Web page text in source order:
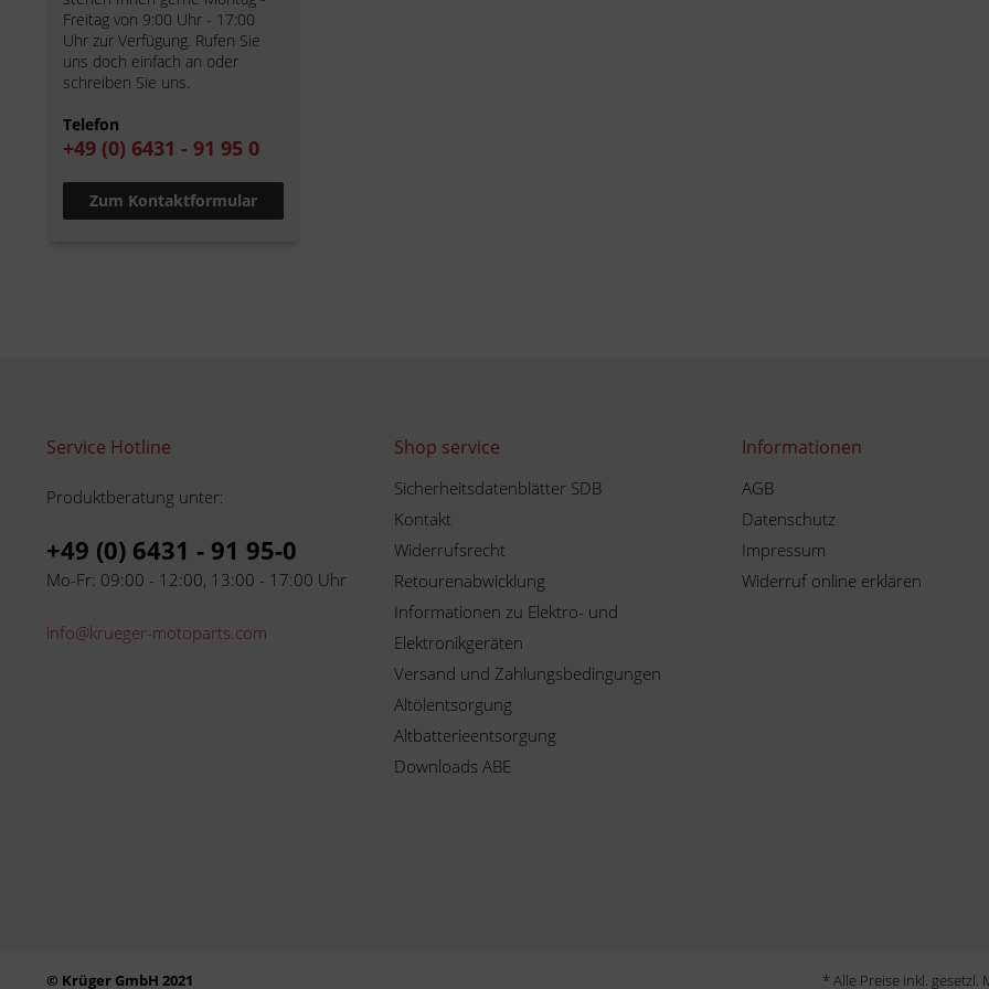
Freitag von 9:00 Uhr - 17:00
Uhr zur Verfügung. Rufen Sie
uns doch einfach an oder
schreiben Sie uns.
Telefon
+49 (0) 6431 - 91 95 0
Zum Kontaktformular
Service Hotline
Produktberatung unter:
+49 (0) 6431 - 91 95-0
Mo-Fr: 09:00 - 12:00, 13:00 - 17:00 Uhr
info@krueger-motoparts.com
Shop service
Sicherheitsdatenblätter SDB
Kontakt
Widerrufsrecht
Retourenabwicklung
Informationen zu Elektro- und
Elektronikgeräten
Versand und Zahlungsbedingungen
Altölentsorgung
Altbatterieentsorgung
Downloads ABE
Informationen
AGB
Datenschutz
Impressum
Widerruf online erklären
© Krüger GmbH 2021 * Alle Preise inkl.